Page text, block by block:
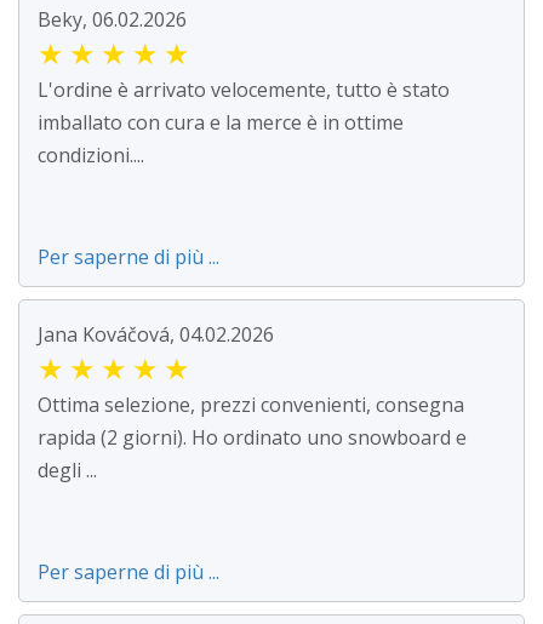
Beky, 06.02.2026
★ ★ ★ ★ ★
L'ordine è arrivato velocemente, tutto è stato
imballato con cura e la merce è in ottime
condizioni....
Per saperne di più ...
Jana Kováčová, 04.02.2026
★ ★ ★ ★ ★
Ottima selezione, prezzi convenienti, consegna
rapida (2 giorni). Ho ordinato uno snowboard e
degli ...
Per saperne di più ...